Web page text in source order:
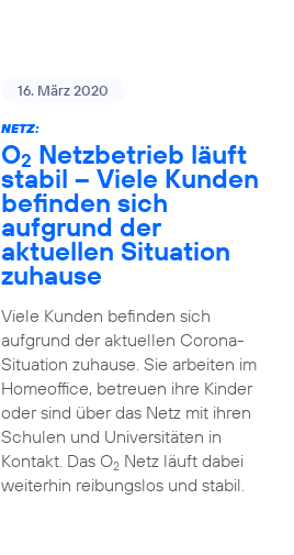
16. März 2020
NETZ:
O2 Netzbetrieb läuft
stabil – Viele Kunden
befinden sich
aufgrund der
aktuellen Situation
zuhause
Viele Kunden befinden sich
aufgrund der aktuellen Corona-
Situation zuhause. Sie arbeiten im
Homeoffice, betreuen ihre Kinder
oder sind über das Netz mit ihren
Schulen und Universitäten in
Kontakt. Das O2Netz läuft dabei
weiterhin reibungslos und stabil.